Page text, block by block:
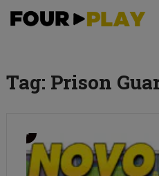
Tag: Prison